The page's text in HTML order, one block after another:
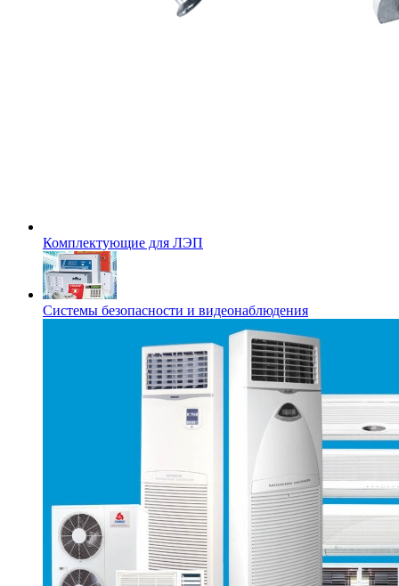
Комплектующие для ЛЭП
Системы безопасности и видеонаблюдения